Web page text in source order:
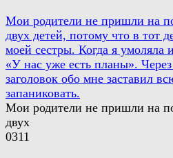
Мои родители не пришли на
двух детей, потому что в тот
моей сестры. Когда я умоляла
«У нас уже есть планы».
заголовок обо мне заставил
запаниковать.
Мои родители не пришли на
двух
0311